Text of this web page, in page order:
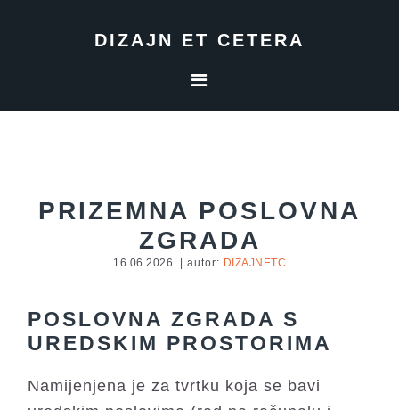
DIZAJN ET CETERA
PRIZEMNA POSLOVNA
ZGRADA
16.06.2026. | autor: DIZAJNETC
POSLOVNA ZGRADA S
UREDSKIM PROSTORIMA
Namijenjena je za tvrtku koja se bavi